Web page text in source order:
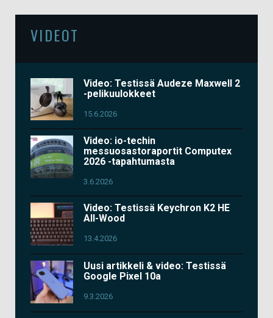
VIDEOT
Video: Testissä Audeze Maxwell 2
-pelikuulokkeet
15.6.2026
Video: io-techin
messuosastoraportit Computex
2026 -tapahtumasta
3.6.2026
Video: Testissä Keychron K2 HE
All-Wood
13.4.2026
Uusi artikkeli & video: Testissä
Google Pixel 10a
9.3.2026